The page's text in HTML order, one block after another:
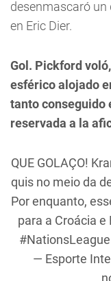
desenmascaró un
en Eric Dier.
Gol. Pickford
esférico alojado
tanto conseguido
reservada a la
QUE GOLAÇO!
quis no meio da
Por enquanto,
para a Croácia e
— Esporte